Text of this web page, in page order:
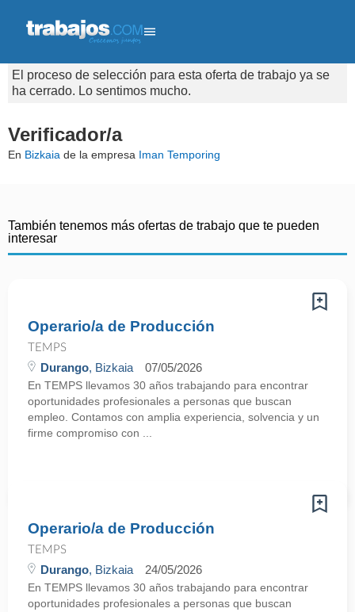
El proceso de selección para esta oferta de trabajo ya se
ha cerrado. Lo sentimos mucho.
Verificador/a
En Bizkaia de la empresa Iman Temporing
También tenemos más ofertas de trabajo que te pueden
interesar
Operario/a de Producción
TEMPS
Durango, Bizkaia 07/05/2026
En TEMPS llevamos 30 años trabajando para encontrar
oportunidades profesionales a personas que buscan
empleo. Contamos con amplia experiencia, solvencia y un
firme compromiso con ...
Operario/a de Producción
TEMPS
Durango, Bizkaia 24/05/2026
En TEMPS llevamos 30 años trabajando para encontrar
oportunidades profesionales a personas que buscan